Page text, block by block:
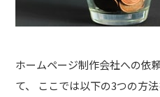
ホームページ制作会社への依
て、 ここでは以下の3つの方